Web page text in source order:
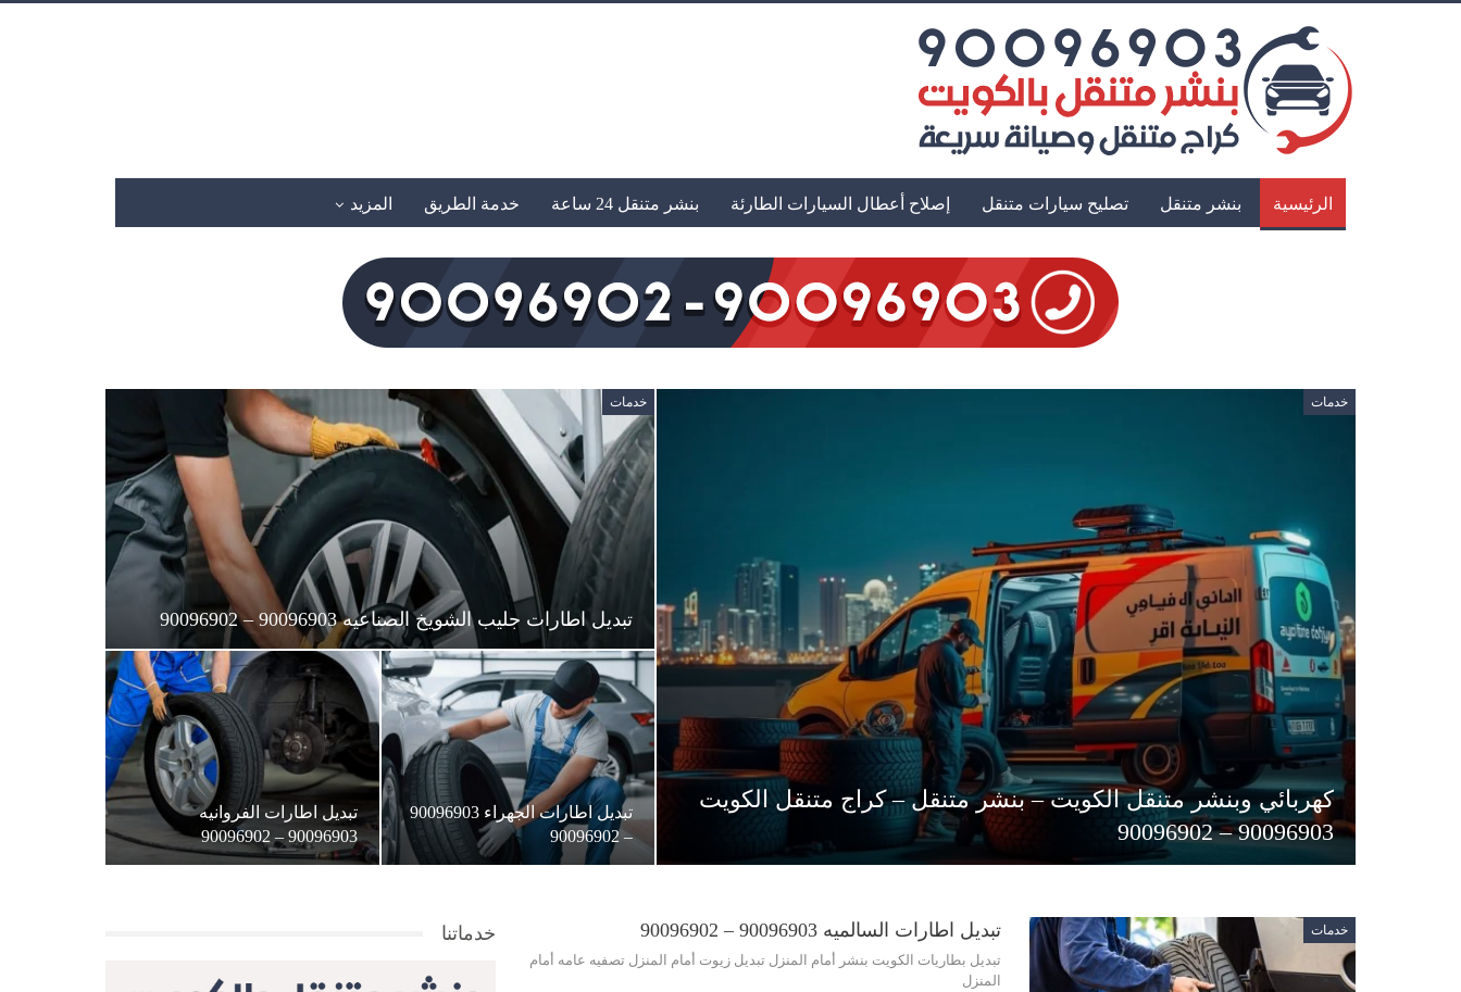
الرئيسية بنشر متنقل تصليح سيارات متنقل إصلاح أعطال السيارات الطارئة بنشر متنقل 24 ساعة خدمة الطريق المزيد
خدمات
كهربائي وبنشر متنقل الكويت – بنشر متنقل – كراج متنقل الكويت
90096903 – 90096902
خدمات
تبديل اطارات جليب الشويخ الصناعيه 90096903 – 90096902
تبديل اطارات الجهراء 90096903
– 90096902
تبديل اطارات الفروانيه
90096903 – 90096902
خدمات تبديل اطارات السالميه 90096903 – 90096902
تبديل بطاريات الكويت بنشر أمام المنزل تبديل زيوت أمام المنزل تصفيه عامه أمام
المنزل
خدماتنا